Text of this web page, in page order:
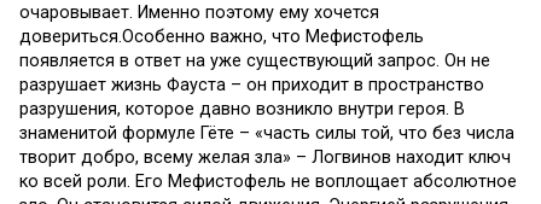
очаровывает. Именно поэтому ему хочется
довериться.Особенно важно, что Мефистофель
появляется в ответ на уже существующий запрос. Он не
разрушает жизнь Фауста – он приходит в пространство
разрушения, которое давно возникло внутри героя. В
знаменитой формуле Гёте – «часть силы той, что без числа
творит добро, всему желая зла» – Логвинов находит ключ
ко всей роли. Его Мефистофель не воплощает абсолютное